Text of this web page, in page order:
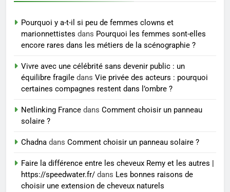
7
Prévenir les chutes chez les
seniors: aménagement et
exercices
BIEN ÊTRE
Voyance à La Rochelle : où
sérieux à un tarif juste ?
BIEN ÊTRE
Pourquoi y a-t-il si peu de femmes clowns et
marionnettistes dans Pourquoi les femmes sont-elles
encore rares dans les métiers de la scénographie ?
Vivre avec une célébrité sans devenir public : un
équilibre fragile dans Vie privée des acteurs : pourquoi
certaines compagnes restent dans l’ombre ?
Netlinking France dans Comment choisir un panneau
solaire ?
Chadna dans Comment choisir un panneau solaire ?
Faire la différence entre les cheveux Remy et les autres |
https://speedwater.fr/ dans Les bonnes raisons de
choisir une extension de cheveux naturels